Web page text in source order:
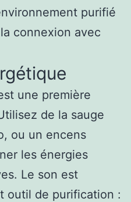
purifié
connexion avec
une première
de la sauge
ou un encens
les énergies
Le son est
outil de purification :